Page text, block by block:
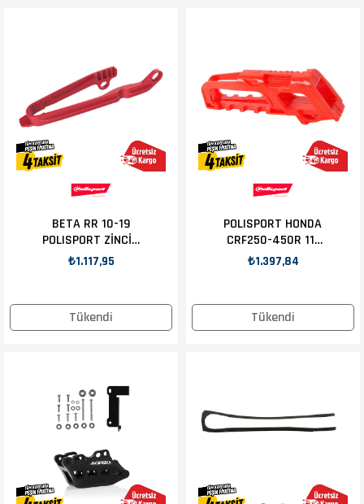
Tükendi
BETA RR 10-19
POLISPORT ZİNCİR
SLIDER KIRMIZI
₺1.117,95
Tükendi
POLISPORT HONDA
CRF250-450R 11-
20 ZİNCİR KLAVUZU
₺1.397,84